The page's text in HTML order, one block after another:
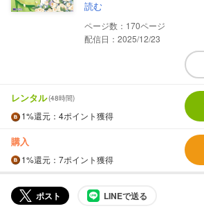
読む
170
配信日：2025/12/23
レンタル(48時間)
1%還元 ：4ポイント獲得
購入
1%還元 ：7ポイント獲得
ポスト LINEで送る